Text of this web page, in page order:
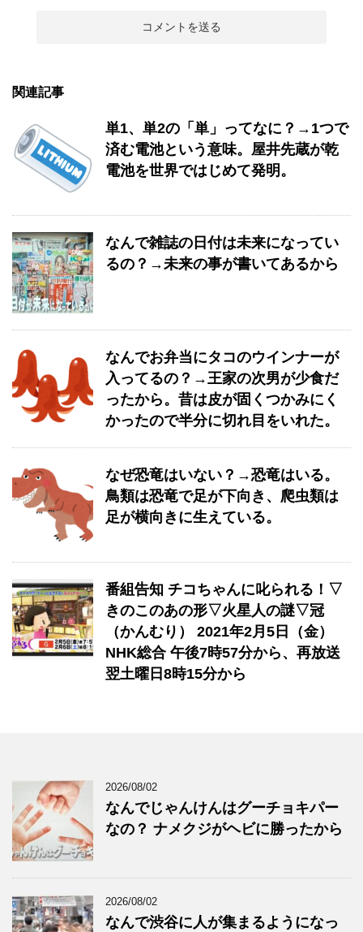
関連記事
単1、単2の「単」ってなに？→1つで
済む電池という意味。屋井先蔵が乾
電池を世界ではじめて発明。
なんで雑誌の日付は未来になってい
るの？→未来の事が書いてあるから
なんでお弁当にタコのウインナーが
入ってるの？→王家の次男が少食だ
ったから。昔は皮が固くつかみにく
かったので半分に切れ目をいれた。
なぜ恐竜はいない？→恐竜はいる。
鳥類は恐竜で足が下向き、爬虫類は
足が横向きに生えている。
番組告知 チコちゃんに叱られる！▽
きのこのあの形▽火星人の謎▽冠
（かんむり） 2021年2月5日（金）
NHK総合 午後7時57分から、再放送
翌土曜日8時15分から
2026/08/02
なんでじゃんけんはグーチョキパー
なの？ ナメクジがヘビに勝ったから
2026/08/02
なんで渋谷に人が集まるようになっ